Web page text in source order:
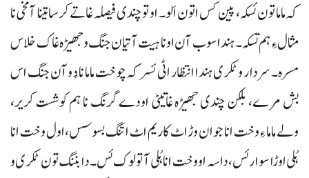
کہ ماما تون ئسکہ، پین کس اتون اَلو۔ او تو چندی فیصلہ غاتے کرسا تینا آمخی نا
مثال ءِ ہم تسکہ۔ ہندا سوب آن اونا ہیت آتیان جنگ و جھیڑہ غاک خلاس
مسرہ۔ سردار و ٹکری ہندا انتظار اٹی ئسر کہ چوخت ماما نا دُو آن جنگ اس
بش مرے، بلکن چندی جھیڑہ غاتیٹی اودے گرنگ نا ہم کوشست کریر،
ولے ماما ءِ وخت انا جوان وڑ اٹ کاریم اٹ اتنگ بسوسس، اول وخت انا
ہُلی اوڑا سوار ئس، داسہ او وخت انا ہُلی آ تولوک ئس۔ دا بننگ تون ٹکری و